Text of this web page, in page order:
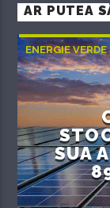
AR PUTEA
ENERGIE VERDE
SUA